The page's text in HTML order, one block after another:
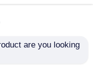
مرايا جانبية لعربة
are you looking